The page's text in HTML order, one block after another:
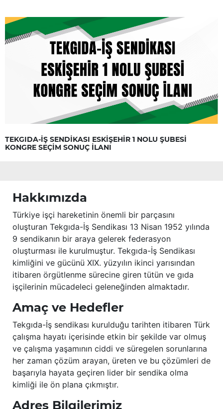
TEKGIDA-İŞ SENDİKASI ESKİŞEHİR 1 NOLU ŞUBESİ
KONGRE SEÇİM SONUÇ İLANI
Hakkımızda
Türkiye işçi hareketinin önemli bir parçasını
oluşturan Tekgıda-İş Sendikası 13 Nisan 1952 yılında
9 sendikanın bir araya gelerek federasyon
oluşturması ile kurulmuştur. Tekgıda-İş Sendikası
kimliğini ve gücünü XIX. yüzyılın ikinci yarısından
itibaren örgütlenme sürecine giren tütün ve gıda
işçilerinin mücadeleci geleneğinden almaktadır.
Amaç ve Hedefler
Tekgıda-İş sendikası kurulduğu tarihten itibaren Türk
çalışma hayatı içerisinde etkin bir şekilde var olmuş
ve çalışma yaşamının ciddi ve süregelen sorunlarına
her zaman çözüm arayan, üreten ve bu çözümleri de
başarıyla hayata geçiren lider bir sendika olma
kimliği ile ön plana çıkmıştır.
Adres Bilgilerimiz